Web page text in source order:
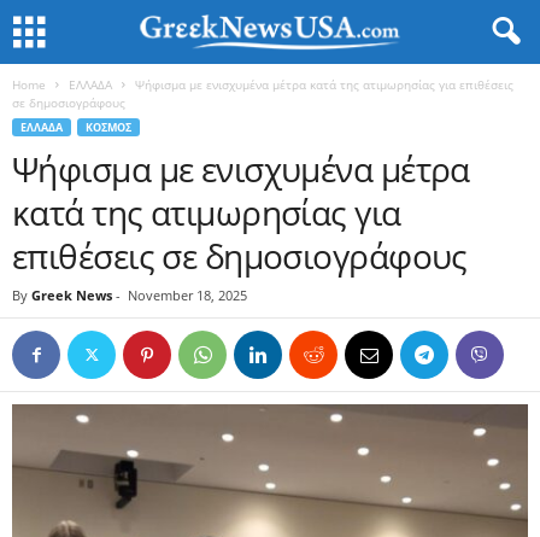
Home ΕΛΛΑΔΑ
Ψήφισμα με ενισχυμένα μέτρα κατά της ατιμωρησίας για επιθέσεις
σε δημοσιογράφους
ΕΛΛΑΔΑ ΚΟΣΜΟΣ
Ψήφισμα με ενισχυμένα μέτρα
κατά της ατιμωρησίας για
επιθέσεις σε δημοσιογράφους
By Greek News - November 18, 2025